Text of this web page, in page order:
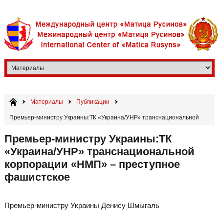
Материалы Публикации
Премьер-министру Украины:ТК «Украина/УНР» транснациональной
Премьер-министру Украины:ТК
«Украина/УНР» транснациональной
корпорации «НМП» – преступное
фашистское
Премьер-министру Украины Денису Шмыгаль